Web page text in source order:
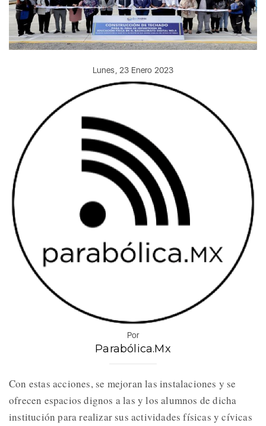
Lunes, 23 Enero 2023
Por
Parabólica.Mx
Con estas acciones, se mejoran las instalaciones y se
ofrecen espacios dignos a las y los alumnos de dicha
institución para realizar sus actividades físicas y cívicas